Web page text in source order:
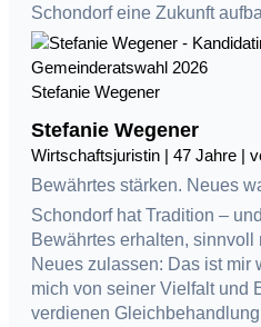
Schondorf eine Zukunft
Stefanie Wegener
Stefanie Wegener
Wirtschaftsjuristin | 47 Jahre |
Bewährtes stärken. Neues
Schondorf hat Tradition –
Bewährtes erhalten,
Neues zulassen: Das ist mir
mich von seiner Vielfalt und
verdienen